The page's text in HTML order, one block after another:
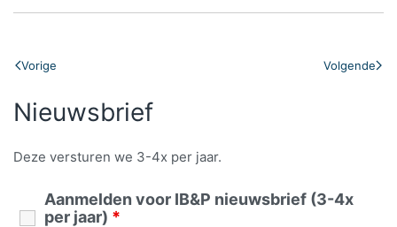
Vorige Volgende
Nieuwsbrief
Deze versturen we 3-4x per jaar.
Aanmelden voor IB&P nieuwsbrief (3-4x
per jaar) *